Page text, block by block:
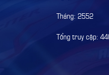
Tháng: 2552
Tổng truy cập: